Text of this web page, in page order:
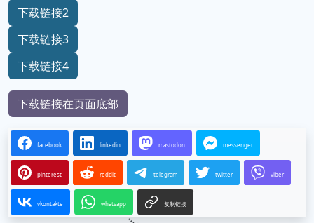
下载链接2
下载链接3
下载链接4
下载链接在页面底部
facebook linkedin mastodon messenger
pinterest reddit telegram twitter viber
vkontakte whatsapp 复制链接